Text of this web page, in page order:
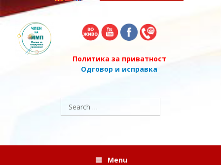
Политика за приватност
Одговор и исправка
Search
for:
Menu